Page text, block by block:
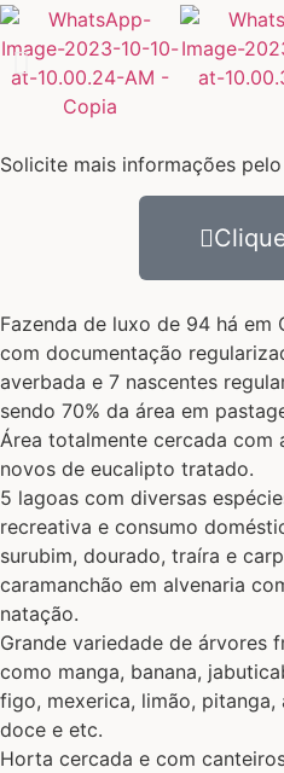
Solicite mais informações
Fazenda de luxo de 94 há
com documentação
averbada e 7 nascentes
sendo 70% da área em
Área totalmente cercada com
novos de eucalipto tratado.
5 lagoas com diversas
recreativa e consumo
surubim, dourado, traíra e
caramanchão em alvenaria
natação.
Grande variedade de árvores
como manga, banana,
figo, mexerica, limão, pitanga,
doce e etc.
Horta cercada e com